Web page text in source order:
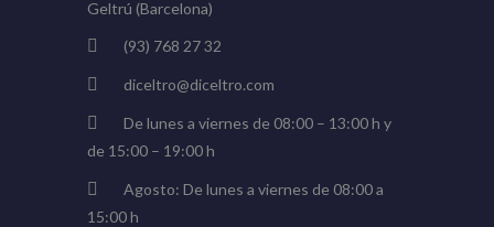
Geltrú (Barcelona)
(93) 768 27 32
diceltro@diceltro.com
De lunes a viernes de 08:00 – 13:00 h y
de 15:00 – 19:00 h
Agosto: De lunes a viernes de 08:00 a
15:00 h